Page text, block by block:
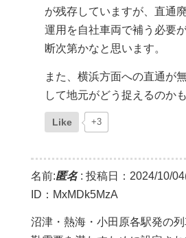
が残存していますが、直通
運用を自社車両で補う必要
断次第かなと思います。
また、横浜方面への直通が
して地元がどう捉えるのか
Like +3
名前:匿名: 投稿日：2024/10/
ID：MxMDk5MzA
沼津・熱海・小田原各駅発の